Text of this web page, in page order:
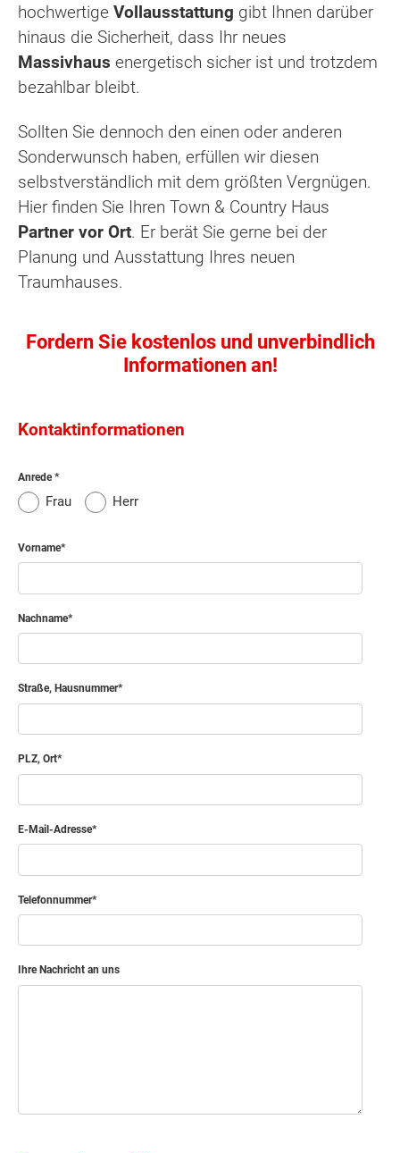
hochwertige Vollausstattung gibt Ihnen darüber
hinaus die Sicherheit, dass Ihr neues
Massivhaus energetisch sicher ist und trotzdem
bezahlbar bleibt.
Sollten Sie dennoch den einen oder anderen
Sonderwunsch haben, erfüllen wir diesen
selbstverständlich mit dem größten Vergnügen.
Hier finden Sie Ihren Town & Country Haus
Partner vor Ort. Er berät Sie gerne bei der
Planung und Ausstattung Ihres neuen
Traumhauses.
Fordern Sie kostenlos und unverbindlich
Informationen an!
Kontaktinformationen
Anrede
Frau Herr
Vorname
Nachname
Straße, Hausnummer
PLZ, Ort
E-Mail-Adresse
Telefonnummer
Ihre Nachricht an uns